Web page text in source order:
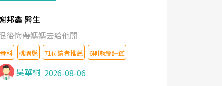
邦鑫 醫生
後悔帶媽媽去給他開
骨科 桃園縣 71位讀者推薦 6則就醫評鑑
吳華桐 2026-08-06